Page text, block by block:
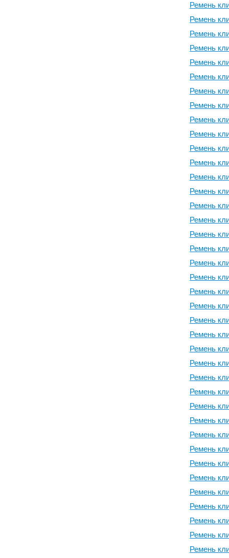
Ремень
Ремень
Ремень
Ремень
Ремень
Ремень
Ремень
Ремень
Ремень
Ремень
Ремень
Ремень
Ремень
Ремень
Ремень
Ремень
Ремень
Ремень
Ремень
Ремень
Ремень
Ремень
Ремень
Ремень
Ремень
Ремень
Ремень
Ремень
Ремень
Ремень
Ремень
Ремень
Ремень
Ремень
Ремень
Ремень
Ремень
Ремень
Ремень